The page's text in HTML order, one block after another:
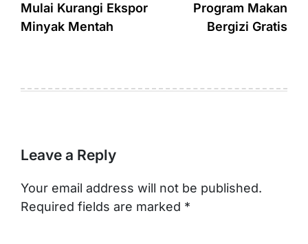
Mulai Kurangi Ekspor
Minyak Mentah
Program Makan
Bergizi Gratis
Leave a Reply
Your email address will not be published.
Required fields are marked *